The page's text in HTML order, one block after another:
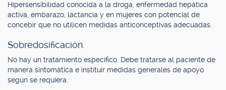
Hipersensibilidad conocida a la droga, enfermedad hepática
activa, embarazo, lactancia y en mujeres con potencial de
concebir que no utilicen medidas anticonceptivas adecuadas.
Sobredosificación.
No hay un tratamiento específico. Debe tratarse al paciente de
manera sintomática e instituir medidas generales de apoyo
según se requiera.